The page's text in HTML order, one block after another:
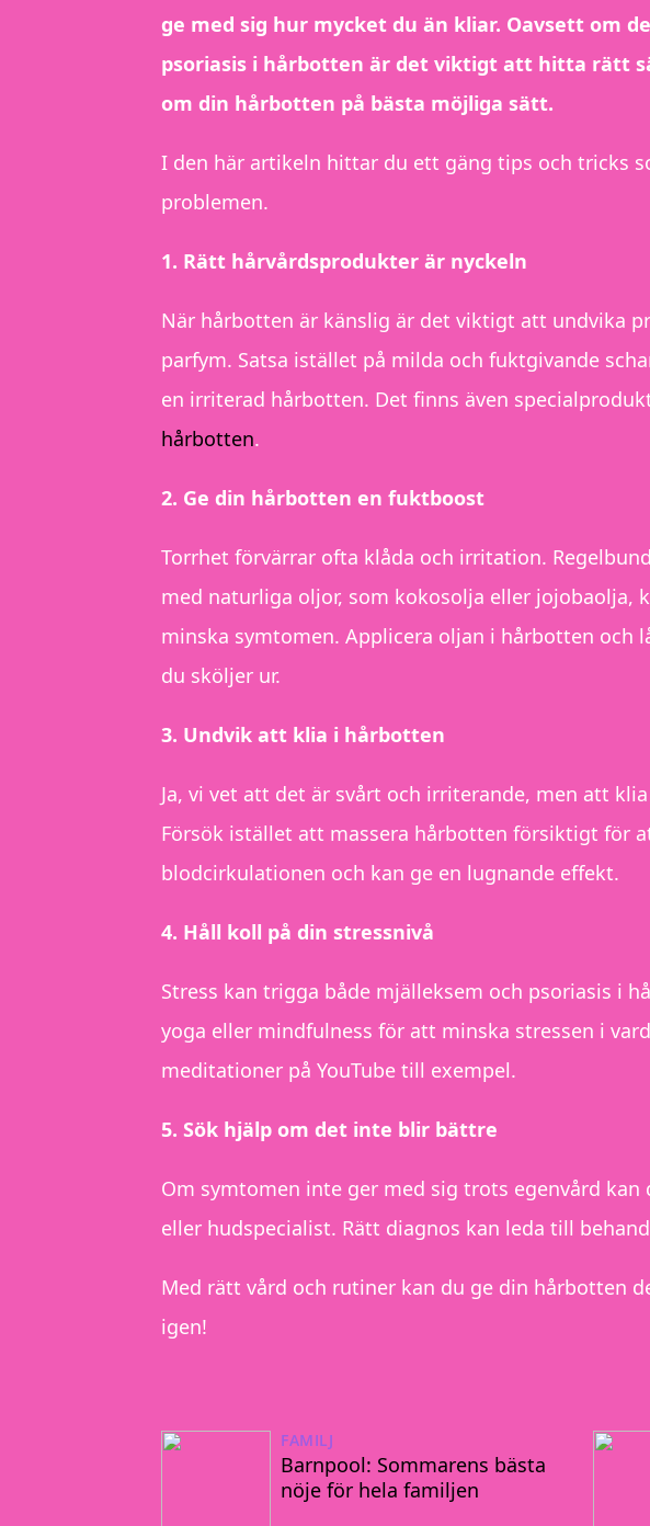
ge med sig hur mycket du än kliar. Oavsett om
psoriasis i hårbotten är det viktigt att hitta rätt
om din hårbotten på bästa möjliga sätt.
I den här artikeln hittar du ett gäng tips och tricks
problemen.
1. Rätt hårvårdsprodukter är nyckeln
När hårbotten är känslig är det viktigt att undvika
parfym. Satsa istället på milda och fuktgivande
en irriterad hårbotten. Det finns även
hårbotten.
2. Ge din hårbotten en fuktboost
Torrhet förvärrar ofta klåda och irritation.
med naturliga oljor, som kokosolja eller jojobaolja,
minska symtomen. Applicera oljan i hårbotten och
du sköljer ur.
3. Undvik att klia i hårbotten
Ja, vi vet att det är svårt och irriterande, men att
Försök istället att massera hårbotten försiktigt för
blodcirkulationen och kan ge en lugnande effekt.
4. Håll koll på din stressnivå
Stress kan trigga både mjälleksem och psoriasis i
yoga eller mindfulness för att minska stressen i
meditationer på YouTube till exempel.
5. Sök hjälp om det inte blir bättre
Om symtomen inte ger med sig trots egenvård
eller hudspecialist. Rätt diagnos kan leda till
Med rätt vård och rutiner kan du ge din hårbotten
igen!
FAMILJ
Barnpool: Sommarens bästa
nöje för hela familjen